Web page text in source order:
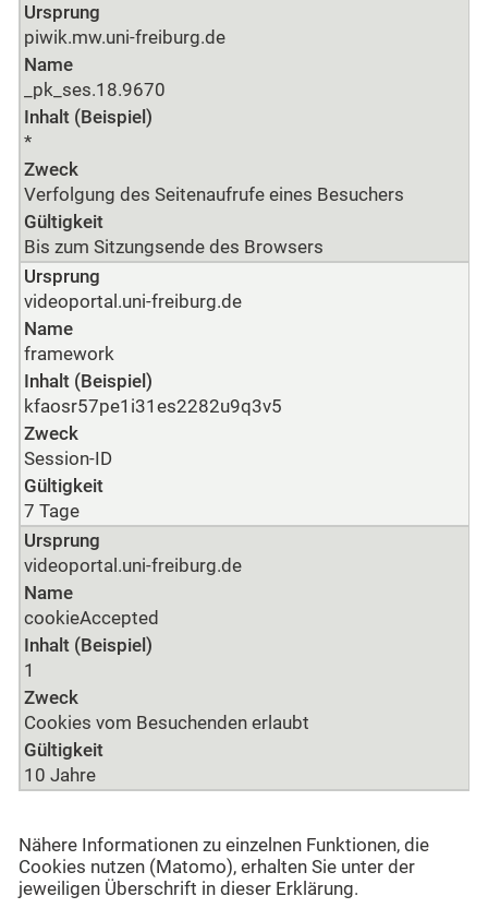
Ursprung
piwik.mw.uni-freiburg.de
Name
_pk_ses.18.9670
Inhalt (Beispiel)
*
Zweck
Verfolgung des Seitenaufrufe eines Besuchers
Gültigkeit
Bis zum Sitzungsende des Browsers
Ursprung
videoportal.uni-freiburg.de
Name
framework
Inhalt (Beispiel)
kfaosr57pe1i31es2282u9q3v5
Zweck
Session-ID
Gültigkeit
7 Tage
Ursprung
videoportal.uni-freiburg.de
Name
cookieAccepted
Inhalt (Beispiel)
1
Zweck
Cookies vom Besuchenden erlaubt
Gültigkeit
10 Jahre
Nähere Informationen zu einzelnen Funktionen, die
Cookies nutzen (Matomo), erhalten Sie unter der
jeweiligen Überschrift in dieser Erklärung.